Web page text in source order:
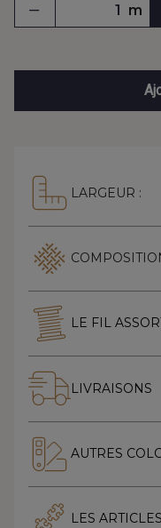
m
LARGEUR :
LE FIL
LIVRAISONS
AUTRES
LES